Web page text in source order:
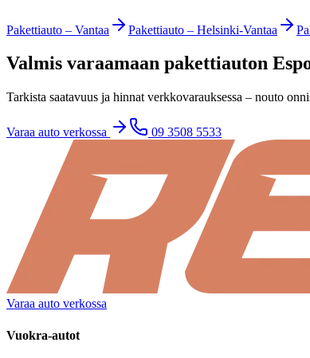
Pakettiauto – Vantaa Pakettiauto – Helsinki-Vantaa
Valmis varaamaan pakettiauton
Tarkista saatavuus ja hinnat verkkovarauksessa – nouto
Varaa auto verkossa 09 3508 5533
Varaa auto verkossa
Vuokra-autot